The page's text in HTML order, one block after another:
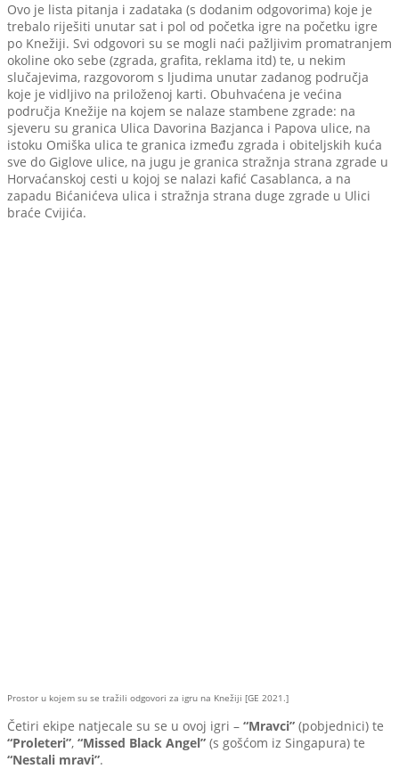
Ovo je lista pitanja i zadataka (s dodanim odgovorima) koje je
trebalo riješiti unutar sat i pol od početka igre na početku igre
po Knežiji. Svi odgovori su se mogli naći pažljivim promatranjem
okoline oko sebe (zgrada, grafita, reklama itd) te, u nekim
slučajevima, razgovorom s ljudima unutar zadanog područja
koje je vidljivo na priloženoj karti. Obuhvaćena je većina
područja Knežije na kojem se nalaze stambene zgrade: na
sjeveru su granica Ulica Davorina Bazjanca i Papova ulice, na
istoku Omiška ulica te granica između zgrada i obiteljskih kuća
sve do Giglove ulice, na jugu je granica stražnja strana zgrade u
Horvaćanskoj cesti u kojoj se nalazi kafić Casablanca, a na
zapadu Bićanićeva ulica i stražnja strana duge zgrade u Ulici
braće Cvijića.
Prostor u kojem su se tražili odgovori za igru na Knežiji [GE 2021.]
Četiri ekipe natjecale su se u ovoj igri – “Mravci” (pobjednici) te
“Proleteri”, “Missed Black Angel” (s gošćom iz Singapura) te
“Nestali mravi”.